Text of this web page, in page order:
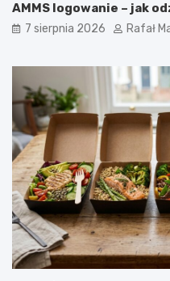
AMMS logowanie – jak
7 sierpnia 2026 Rafał